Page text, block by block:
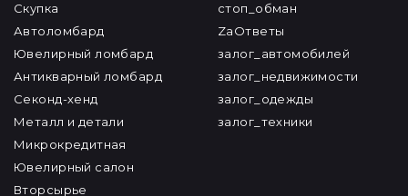
Скупка
Автоломбард
Ювелирный ломбард
Антикварный ломбард
Секонд-хенд
Металл и детали
Микрокредитная
Ювелирный салон
Вторсырье
стоп_обман
ZaОтветы
залог_автомобилей
залог_недвижимости
залог_одежды
залог_техники